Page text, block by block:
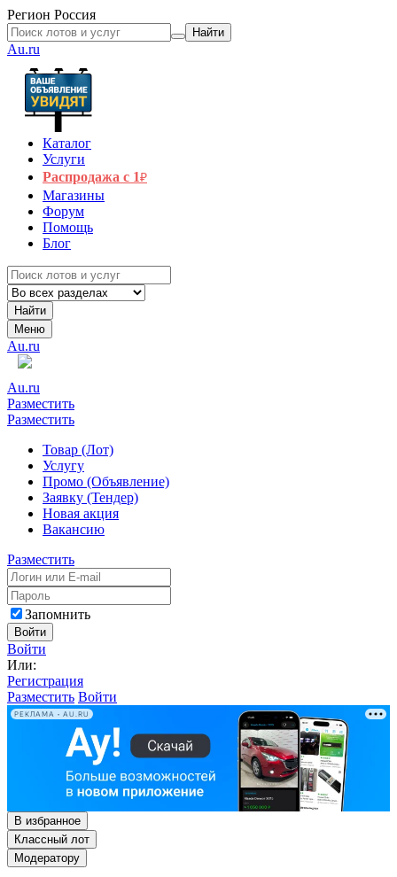
Регион Россия
Найти
Au.ru
Каталог
Услуги
Распродажа с 1₽
Магазины
Форум
Помощь
Блог
Найти
Меню
Au.ru
Au.ru
Разместить
Разместить
Товар (Лот)
Услугу
Промо (Объявление)
Заявку (Тендер)
Новая акция
Вакансию
Разместить
Запомнить
Войти
Войти
Или:
Регистрация
Разместить Войти
РЕКЛАМА • AU.RU
В избранное
Классный лот
Модератору